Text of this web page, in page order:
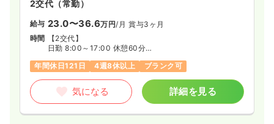
2交代（常勤）
給与 23.0〜36.6万円/月 賞与3ヶ月
時間
【2交代】
日勤 8:00～17:00 休憩60分
年間休日121日
4週8休以上 ブランク可
気になる 詳細を見る